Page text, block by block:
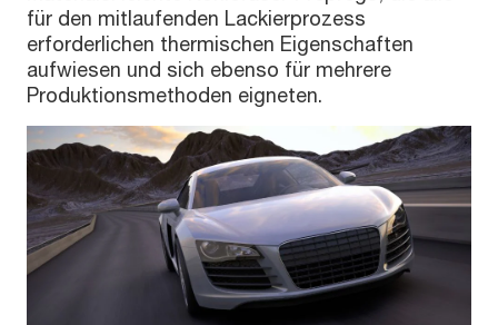
für den mitlaufenden Lackierprozess
erforderlichen thermischen Eigenschaften
aufwiesen und sich ebenso für mehrere
Produktionsmethoden eigneten.